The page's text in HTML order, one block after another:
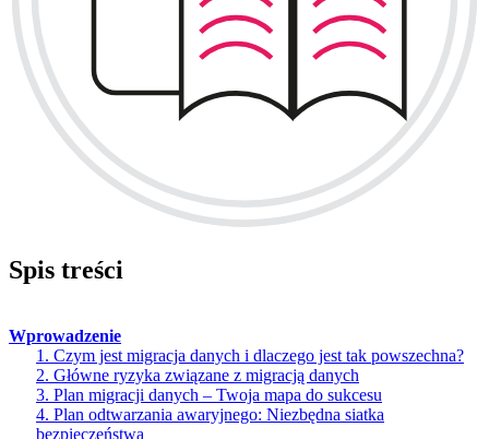
Spis treści
Wprowadzenie
1. Czym jest migracja danych i dlaczego jest tak powszechna?
2. Główne ryzyka związane z migracją danych
3. Plan migracji danych – Twoja mapa do sukcesu
4. Plan odtwarzania awaryjnego: Niezbędna siatka
bezpieczeństwa